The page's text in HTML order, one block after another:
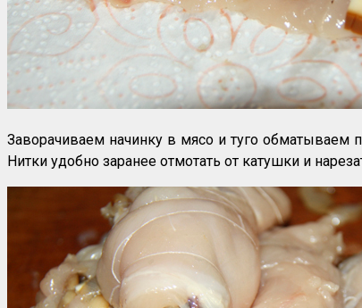
Заворачиваем начинку в мясо и туго обматываем
Нитки удобно заранее отмотать от катушки и